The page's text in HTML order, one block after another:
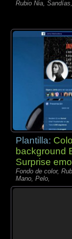
Rubio Nia,
Plantilla:
background
Surprise
Fondo de color,
Mano, Pelo,